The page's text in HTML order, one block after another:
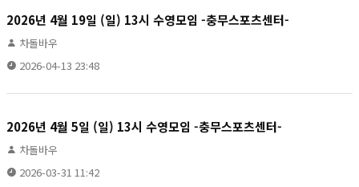
2026년 4월 19일 (일) 13시 수영모임 -충무스포츠센터-
차돌바우
2026-04-13 23:48
2026년 4월 5일 (일) 13시 수영모임 -충무스포츠센터-
차돌바우
2026-03-31 11:42